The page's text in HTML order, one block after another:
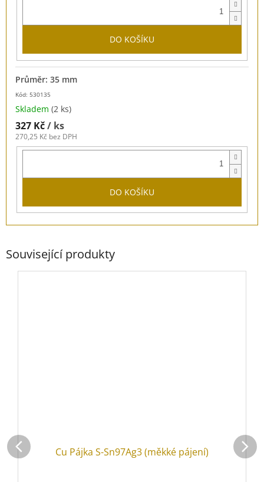
DO KOŠÍKU
Kód: 530135
Průměr: 35 mm
Skladem (2 ks)
327 Kč/ ks
270,25 Kč bez DPH
DO KOŠÍKU
Související produkty
Cu Pájka S-Sn97Ag3 (měkké pájení)